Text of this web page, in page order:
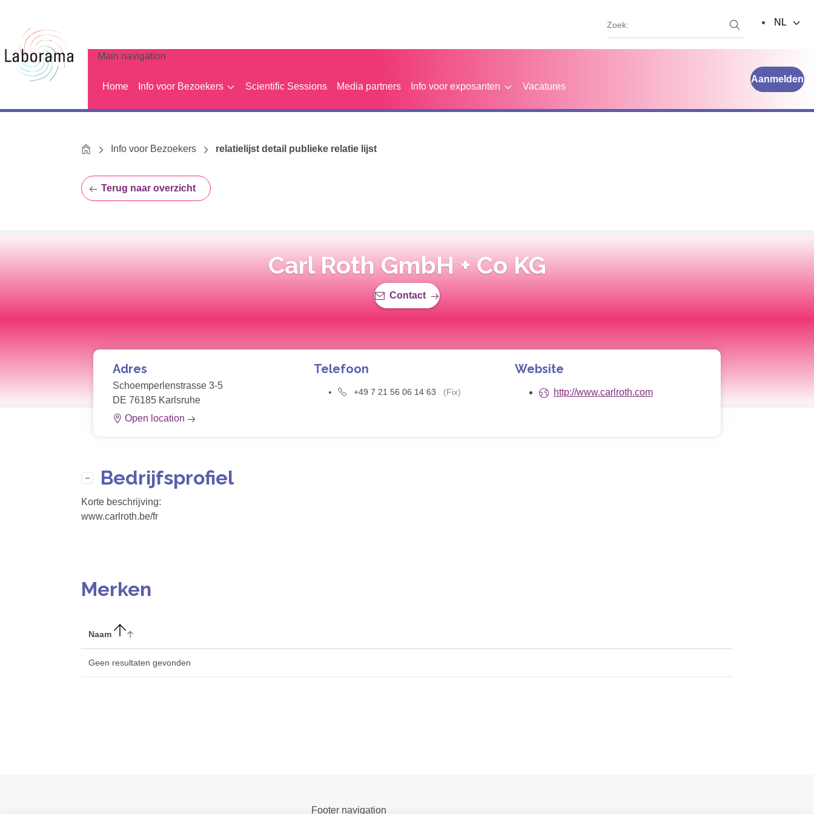
Main navigation
Home Info voor Bezoekers Scientific Sessions Media partners Info voor exposanten Vacatures
Aanmelden
Zoek:
NL
HomeInfo voor Bezoekers relatielijst detail publieke relatie lijst
Terug naar overzicht
Carl Roth GmbH + Co KG
Contact
Adres
Schoemperlenstrasse 3-5
DE 76185 Karlsruhe
Open location
Telefoon
+49 7 21 56 06 14 63 (Fix)
Website
http://www.carlroth.com
Bedrijfsprofiel
Korte beschrijving:
www.carlroth.be/fr
Merken
Naam
Geen resultaten gevonden
Footer navigation